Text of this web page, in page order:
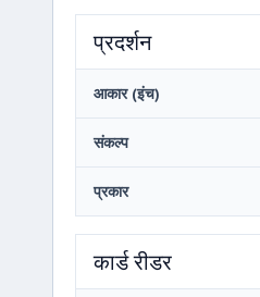
प्रदर्शन
आकार (इंच)
संकल्प
प्रकार
कार्ड रीडर